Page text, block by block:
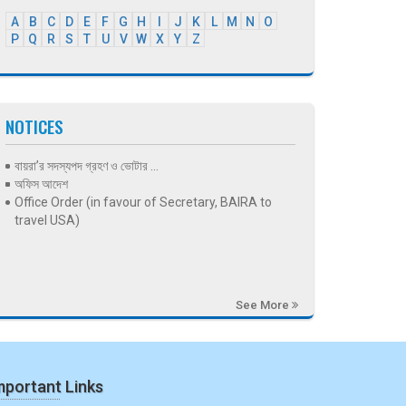
A B C D E F G H J K L M N
O
P
Q R S T U V W X Y Z
NOTICES
বায়রা’র সদস্যপদ গ্রহণ ও ভোটার ...
অফিস আদেশ
Office Order (in favour of Secretary, BAIRA to
travel USA)
See More
Links